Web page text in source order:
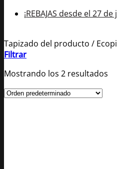
¡REBAJAS desde el 27
Tapizado del producto /
Filtrar
Mostrando los 2 resultados